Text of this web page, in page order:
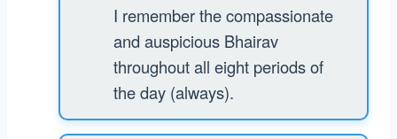
I remember the compassionate
and auspicious Bhairav
throughout all eight periods of
the day (always).